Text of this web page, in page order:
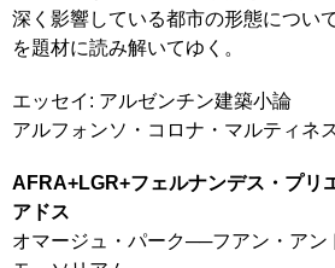
深く影響している都市の形態につい
を題材に読み解いてゆく。
エッセイ: アルゼンチン建築小論
アルフォンソ・コロナ・マルティネ
AFRA+LGR+フェルナンデス・プリ
アドス
オマージュ・パーク──フアン・アン